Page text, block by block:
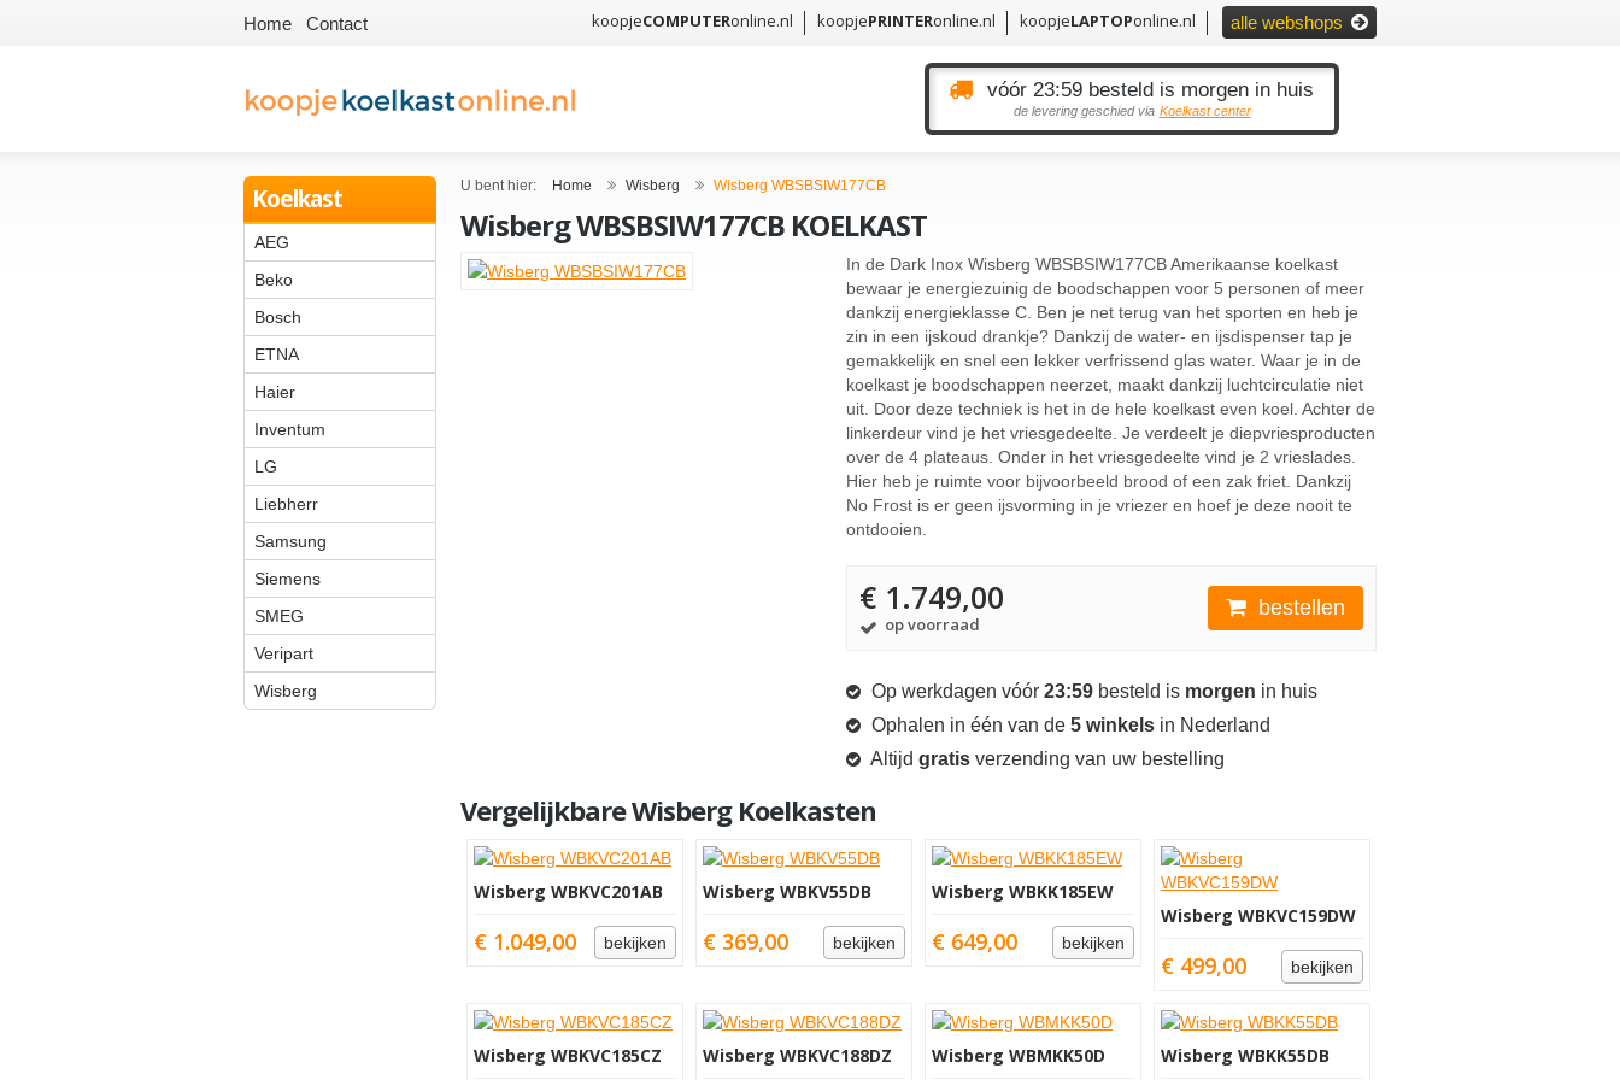
Home Contact koopjeCOMPUTERonline.nl koopjePRINTERonline.nl koopjeLAPTOPonline.nl alle webshops
vóór 23:59 besteld is morgen in huis
de levering geschied via Koelkast center
Koelkast
AEG
Beko
Bosch
ETNA
Haier
Inventum
LG
Liebherr
Samsung
Siemens
SMEG
Veripart
Wisberg
U bent hier: Home Wisberg Wisberg WBSBSIW177CB
Wisberg WBSBSIW177CB KOELKAST
In de Dark Inox Wisberg WBSBSIW177CB Amerikaanse koelkast
bewaar je energiezuinig de boodschappen voor 5 personen of meer
dankzij energieklasse C. Ben je net terug van het sporten en heb je
zin in een ijskoud drankje? Dankzij de water- en ijsdispenser tap je
gemakkelijk en snel een lekker verfrissend glas water. Waar je in de
koelkast je boodschappen neerzet, maakt dankzij luchtcirculatie niet
uit. Door deze techniek is het in de hele koelkast even koel. Achter de
linkerdeur vind je het vriesgedeelte. Je verdeelt je diepvriesproducten
over de 4 plateaus. Onder in het vriesgedeelte vind je 2 vrieslades.
Hier heb je ruimte voor bijvoorbeeld brood of een zak friet. Dankzij
No Frost is er geen ijsvorming in je vriezer en hoef je deze nooit te
ontdooien.
€ 1.749,00
op voorraad
bestellen
Op werkdagen vóór 23:59 besteld is morgen in huis
Ophalen in één van de 5 winkels in Nederland
Altijd gratis verzending van uw bestelling
Vergelijkbare Wisberg Koelkasten
Wisberg WBKVC201AB
€ 1.049,00 bekijken
Wisberg WBKV55DB
€ 369,00 bekijken
Wisberg WBKK185EW
€ 649,00 bekijken
Wisberg WBKVC159DW
€ 499,00 bekijken
Wisberg WBKVC185CZ Wisberg WBKVC188DZ Wisberg WBMKK50D Wisberg WBKK55DB